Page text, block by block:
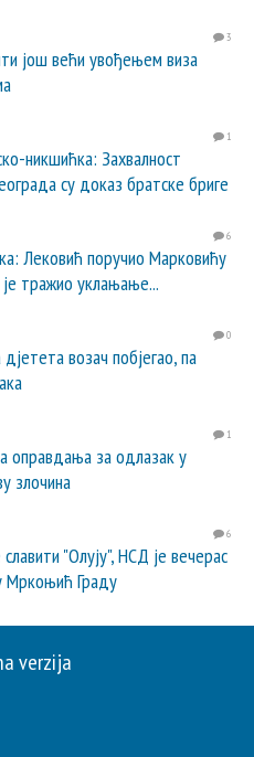
3
још већи увођењем виза
1
никшићка: Захвалност
су доказ братске бриге
6
Лековић поручио Марковићу
тражио уклањање...
0
возач побјегао, па
1
оправдања за одлазак у
злочина
6
"Олују", НСД је вечерас
Мркоњић Граду
verzija